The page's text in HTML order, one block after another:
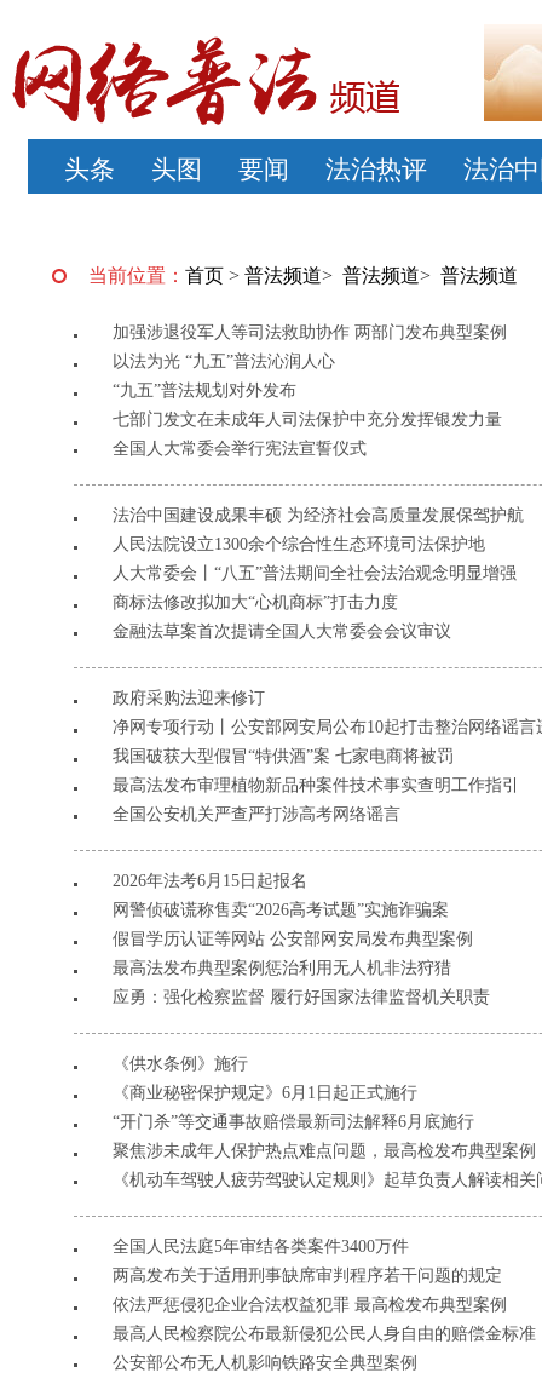
头条 头图 要闻 法治热评 法治
当前位置： 首页> 普法频道> 普法频道> 普法频道
加强涉退役军人等司法救助协作 两部门发布典型案例
以法为光 “九五”普法沁润人心
“九五”普法规划对外发布
七部门发文在未成年人司法保护中充分发挥银发力量
全国人大常委会举行宪法宣誓仪式
法治中国建设成果丰硕 为经济社会高质量发展保驾护航
人民法院设立1300余个综合性生态环境司法保护地
人大常委会丨“八五”普法期间全社会法治观念明显增强
商标法修改拟加大“心机商标”打击力度
金融法草案首次提请全国人大常委会会议审议
政府采购法迎来修订
净网专项行动丨公安部网安局公布10起打击整治网络谣言
我国破获大型假冒“特供酒”案 七家电商将被罚
最高法发布审理植物新品种案件技术事实查明工作指引
全国公安机关严查严打涉高考网络谣言
2026年法考6月15日起报名
网警侦破谎称售卖“2026高考试题”实施诈骗案
假冒学历认证等网站 公安部网安局发布典型案例
最高法发布典型案例惩治利用无人机非法狩猎
应勇：强化检察监督 履行好国家法律监督机关职责
《供水条例》施行
《商业秘密保护规定》6月1日起正式施行
“开门杀”等交通事故赔偿最新司法解释6月底施行
聚焦涉未成年人保护热点难点问题，最高检发布典型案例
《机动车驾驶人疲劳驾驶认定规则》起草负责人解读相关
全国人民法庭5年审结各类案件3400万件
两高发布关于适用刑事缺席审判程序若干问题的规定
依法严惩侵犯企业合法权益犯罪 最高检发布典型案例
最高人民检察院公布最新侵犯公民人身自由的赔偿金标准
公安部公布无人机影响铁路安全典型案例